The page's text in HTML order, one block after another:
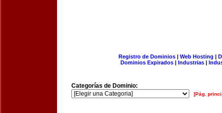
Registro de Dominios| Web Hosting |
Dominios Expirados | Industrias |
Categorías de Dominio:
[Pág.